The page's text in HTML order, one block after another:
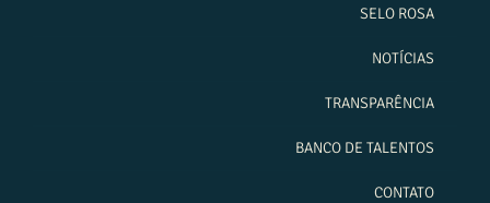
SELO ROSA
NOTÍCIAS
TRANSPARÊNCIA
BANCO DE TALENTOS
CONTATO